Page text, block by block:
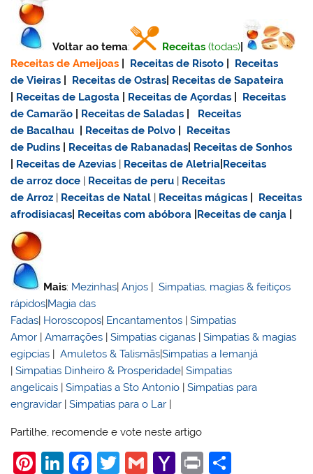
Voltar ao tema: Receitas (todas)
Receitas de Ameijoas
Receitas de Risoto
Receitas
de Vieiras
Receitas de Ostras Receitas de Sapateira
Receitas de Lagosta Receitas de Açordas
Receitas
de Camarão
Receitas de Saladas
Receitas
de Bacalhau
Receitas de Polvo
Receitas
de Pudins
Receitas de Rabanadas Receitas de Sonhos
Receitas de Azevias | Receitas de Aletria Receitas
dearroz doce | Receitas de peru | Receitas
de Arroz | Receitas de Natal | Receitas mágicas
Receitas
afrodisiacas Receitas com abóbora Receitas de canja
Mais: Mezinhas|Anjos |Simpatias, magias & feitiços
rápidos|Magia das
Fadas| Horoscopos| Encantamentos |Simpatias
Amor |Amarrações |Simpatias ciganas |Simpatias & magias
egípcias |Amuletos & Talismãs|Simpatias a Iemanjá
|Simpatias Dinheiro & Prosperidade|Simpatias
angelicais |Simpatias a Sto Antonio |Simpatias para
engravidar |Simpatias para o Lar |
Partilhe, recomende e vote neste artigo
Pi Li F
T
G
Y
Pr